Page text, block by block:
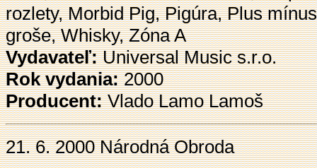
rozlety, Morbid Pig, Pigúra, Plus
groše, Whisky, Zóna A
Vydavateľ:Universal Music s.r.o.
Rok vydania:2000
Producent:Vlado Lamo Lamoš
21. 6. 2000Národná Obroda